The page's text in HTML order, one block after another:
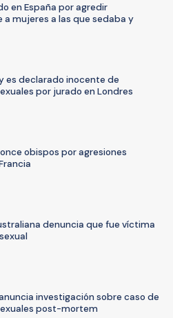
en España por agredir
a mujeres a las que sedaba y
es declarado inocente de
por jurado en Londres
obispos por agresiones
denuncia que fue víctima
investigación sobre caso de
post-mortem